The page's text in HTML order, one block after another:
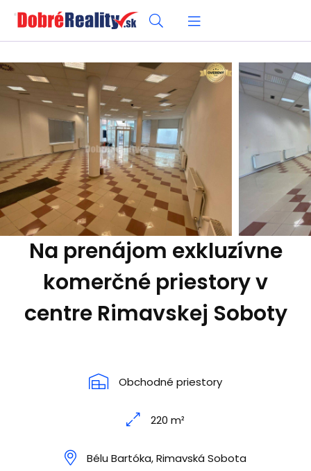
Na prenájom exkluzívne
komerčné priestory v
centre Rimavskej Soboty
Obchodné priestory
220 m²
Bélu Bartóka, Rimavská Sobota